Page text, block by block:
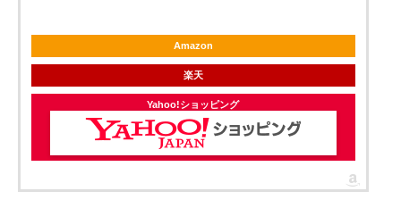
Amazon
楽天
Yahoo!ショッピング